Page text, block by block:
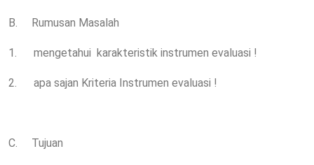
B. Rumusan Masalah
1. mengetahui karakteristik instrumen evaluasi !
2. apa sajan Kriteria Instrumen evaluasi !
C. Tujuan